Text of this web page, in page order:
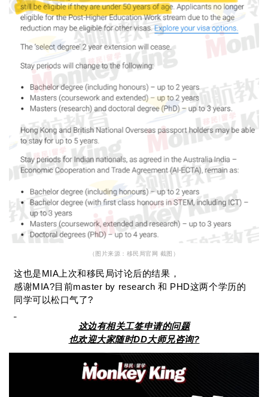
（图片来源：移民局官网 截图）
这也是MIA上次和移民局讨论后的结果，
感谢MIA?目前master by research 和 PHD这两个学历的
同学可以松口气了?
这边有相关工签申请的问题
也欢迎大家随时DD大师兄咨询?